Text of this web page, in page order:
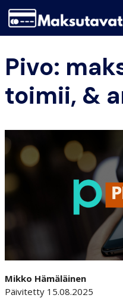
Skip
content
Pivo:
toimii, &
Mikko Hämäläinen
Päivitetty 15.08.2025